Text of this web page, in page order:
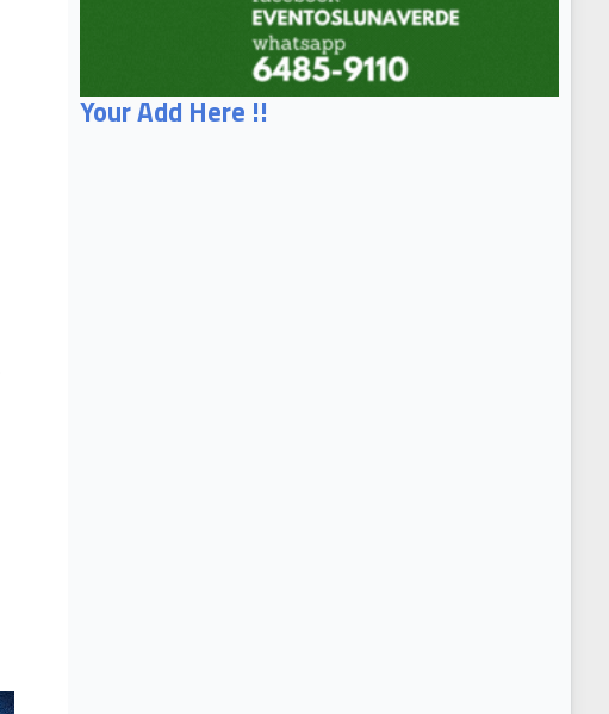
Your Add Here !!